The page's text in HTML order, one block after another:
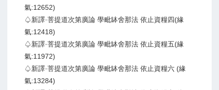
氣:12652)
♤新譯·菩提道次第廣論 學毗缽舍那法 依止資糧四(緣
氣:12418)
♤新譯·菩提道次第廣論 學毗缽舍那法 依止資糧五(緣
氣:11972)
♤新譯·菩提道次第廣論 學毗缽舍那法 依止資糧六 (緣
氣:13284)